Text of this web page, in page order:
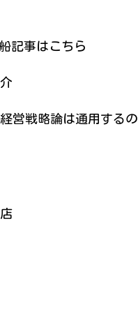
記事はこちら
営戦略論は通用するの